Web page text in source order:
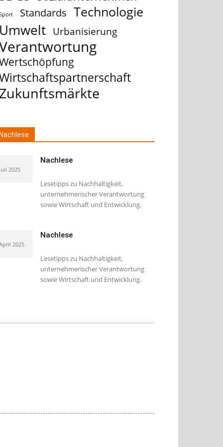
Standards Technologie
Urbanisierung
Nachlese
2025
Lesetipps zu Nachhaltigkeit,
unternehmerischer Verantwortung
sowie Wirtschaft und Entwicklung.
Nachlese
2025
Lesetipps zu Nachhaltigkeit,
unternehmerischer Verantwortung
sowie Wirtschaft und Entwicklung.